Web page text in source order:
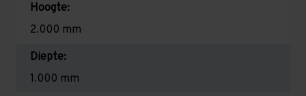
Hoogte:
2.000 mm
Diepte:
1.000 mm